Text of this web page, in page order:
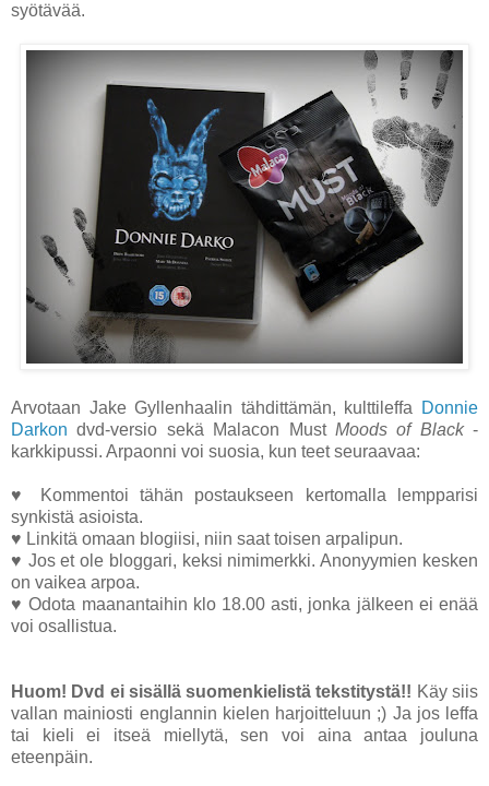
syötävää.
Arvotaan Jake Gyllenhaalin tähdittämän, kulttileffa Donnie
Darkon dvd-versio sekä Malacon Must Moods of Black-
karkkipussi. Arpaonni voi suosia, kun teet seuraavaa:
♥ Kommentoi tähän postaukseen kertomalla lempparisi
synkistä asioista.
♥ Linkitä omaan blogiisi, niin saat toisen arpalipun.
♥ Jos et ole bloggari, keksi nimimerkki. Anonyymien kesken
on vaikea arpoa.
♥ Odota maanantaihin klo 18.00 asti, jonka jälkeen ei enää
voi osallistua.
Huom! Dvd ei sisällä suomenkielistä tekstitystä!! Käy siis
vallan mainiosti englannin kielen harjoitteluun ;) Ja jos leffa
tai kieli ei itseä miellytä, sen voi aina antaa jouluna
eteenpäin.